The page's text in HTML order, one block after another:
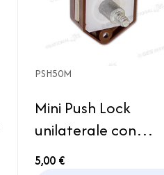
PSH50M
Mini Push Lock
unilaterale con
serratura a pulsante
5,00 €